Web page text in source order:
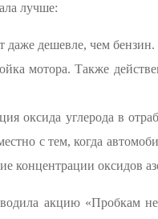
лучше:
даже дешевле, чем бензин.
мотора. Также
оксида углерода в
с тем, когда
концентрации оксидов
акцию «Пробкам